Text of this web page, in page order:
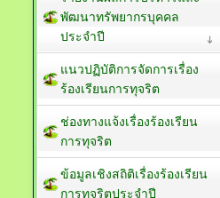
พัฒนาทรัพยากรบุคคล
ประจำปี
แนวปฏิบัติการจัดการเรื่อง
ร้องเรียนการทุจริต
ช่องทางแจ้งเรื่องร้องเรียน
การทุจริต
ข้อมูลเชิงสถิติเรื่องร้องเรียน
การทุจริตประจำปี